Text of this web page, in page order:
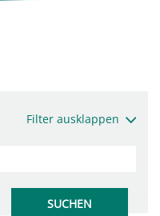
Filter ausklappen